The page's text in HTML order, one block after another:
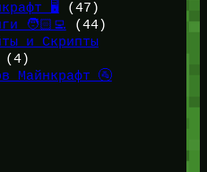
🖥️ (47)
🧑🏻‍💻 (44)
и Скрипты
(4)
Майнкрафт 🚰